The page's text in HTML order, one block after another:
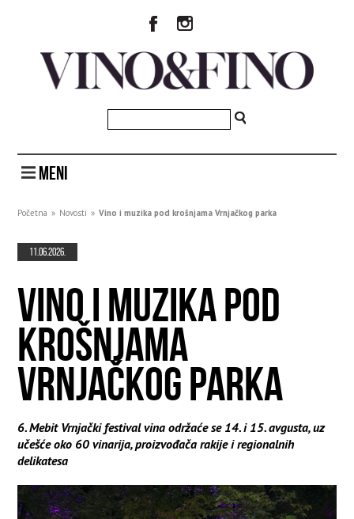
MENI
Početna » Novosti » Vino i muzika pod krošnjama Vrnjačkog parka
11.06.2026.
VINO I MUZIKA POD
KROŠNJAMA
VRNJAČKOG PARKA
6. Mebit Vrnjački festival vina održaće se 14. i 15. avgusta, uz
učešće oko 60 vinarija, proizvođača rakije i regionalnih
delikatesa